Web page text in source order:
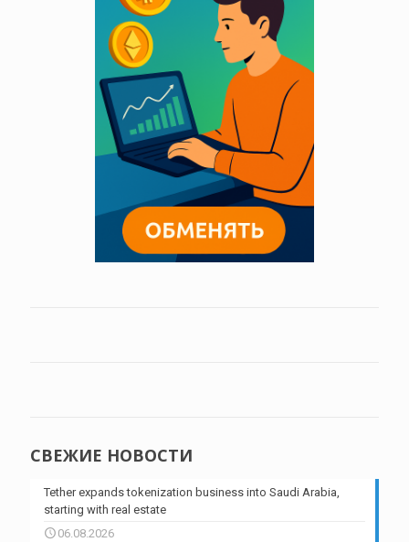
СВЕЖИЕ НОВОСТИ
Tether expands tokenization business into Saudi Arabia,
starting with real estate
06.08.2026